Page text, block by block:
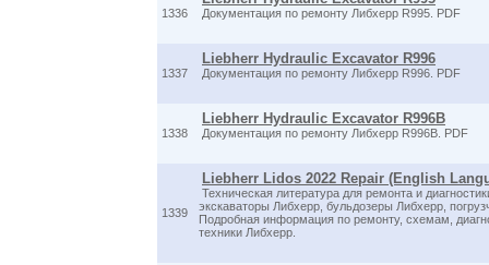
1336 Документация по ремонту Либхерр R995. PDF
1337
Liebherr Hydraulic Excavator R996
Документация по ремонту Либхерр R996. PDF
1338
Liebherr Hydraulic Excavator R996B
Документация по ремонту Либхерр R996B. PDF
1339
Liebherr Lidos 2022 Repair (English
Техническая литература для ремонта и
экскаваторы Либхерр, бульдозеры Либхерр,
Подробная информация по ремонту, схемам,
техники Либхерр.